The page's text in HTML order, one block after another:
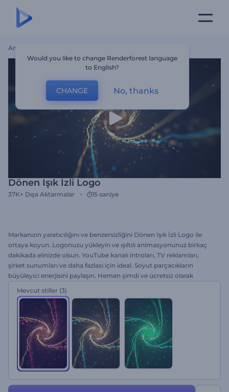
Ana Sayfa
Dönen Işık İzli Logo
37K+ Dışa Aktarmalar 15 saniye
Markanızın yaratıcılığını ve benzersizliğini Dönen Işık İzli Logo ile
ortaya koyun. Logonuzu yükleyin ve ışıltılı animasyonunuz birkaç
dakikada elinizde olsun. YouTube kanalı introları, TV reklamları,
şirket sunumları ve daha fazlası için ideal. Soyut parçacıkların
büyüleyici enerjisini paylaşın. Hemen şimdi ve ücretsiz olarak
Mevcut stiller (3)
Would you like to change Renderforest language
to English?
CHANGE No, thanks